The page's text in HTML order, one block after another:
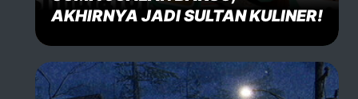
AKHIRNYA JADI SULTAN KULINER!